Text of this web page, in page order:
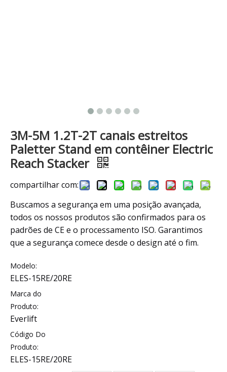
3M-5M 1.2T-2T canais estreitos
Paletter Stand em contêiner Electric
Reach Stacker
compartilhar com:
Buscamos a segurança em uma posição avançada,
todos os nossos produtos são confirmados para os
padrões de CE e o processamento ISO. Garantimos
que a segurança comece desde o design até o fim.
Modelo:
ELES-15RE/20RE
Marca do
Produto:
Everlift
Código Do
Produto:
ELES-15RE/20RE